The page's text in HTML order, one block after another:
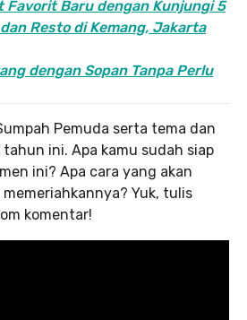
Favorit Baru dengan Kunjungi 5
Resto di Kemang, Jakarta
dengan Sopan Tanpa Perlu
Pemuda serta tema dan
ini. Apa kamu sudah siap
ini? Apa cara yang akan
Yuk, tulis
komentar!